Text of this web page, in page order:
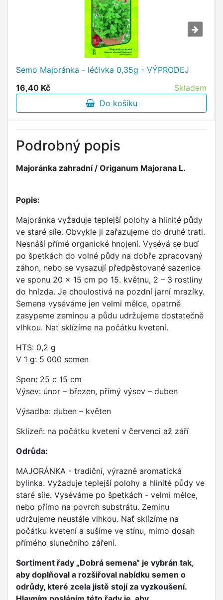
Semo Majoránka - léčivka 0,35g - VÝPRODEJ
16,40 Kč
Skladem
Do košíku
Podrobný popis
Majoránka zahradní / Origanum Majorana L.
Popis:
Majoránka vyžaduje teplejší polohy a hlinité půdy
ve staré síle. Obvykle ji zařazujeme do druhé trati.
Nesnáší přímé organické hnojení. Vysévá se buď
po špetkách do volné půdy na dobře zpracovaný
záhon, nebo se vysazují předpěstované sazenice
ve sponu 20 x 15 cm po 15. květnu, 2 – 3 rostliny
do hnízda. Je choulostivá na pozdní jarní mrazíky.
Semena vyséváme jen velmi mělce, opatrně
zasypeme zeminou a půdu udržujeme dostatečně
vlhkou. Nať sklízíme na počátku kvetení.
HTS: 0,2 g
V 1 g: 5 000 semen
Spon: 25 c 15 cm
Výsev: únor – březen, přímý výsev – duben
Výsadba: duben – květen
Sklizeň: na počátku kvetení v červenci až září
Odrůda:
MAJORÁNKA - tradiční, výrazně aromatická
bylinka. Vyžaduje teplejší polohy a hlinité půdy ve
staré síle. Vyséváme po špetkách - velmi mělce,
nebo přímo na povrch substrátu. Zeminu
udržujeme neustále vlhkou. Nať sklízíme na
počátku kvetení a sušíme ve stínu, mimo dosah
přímého slunečního záření.
Sortiment řady „Dobrá semena“ je vybrán tak,
aby doplňoval a rozšiřoval nabídku semen o
odrůdy, které zcela jistě stojí za vyzkoušení.